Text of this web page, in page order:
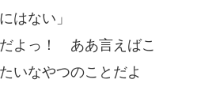
はない」
だよっ！ ああ言えばこ
いなやつのことだよ